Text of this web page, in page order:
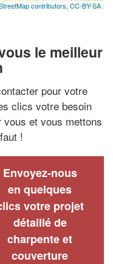
contributors, CC-BY-SA
le meilleur
pour votre
clics votre besoin
et vous mettons
!
Envoyez-nous
en quelques
votre projet
détaillé de
charpente et
couverture